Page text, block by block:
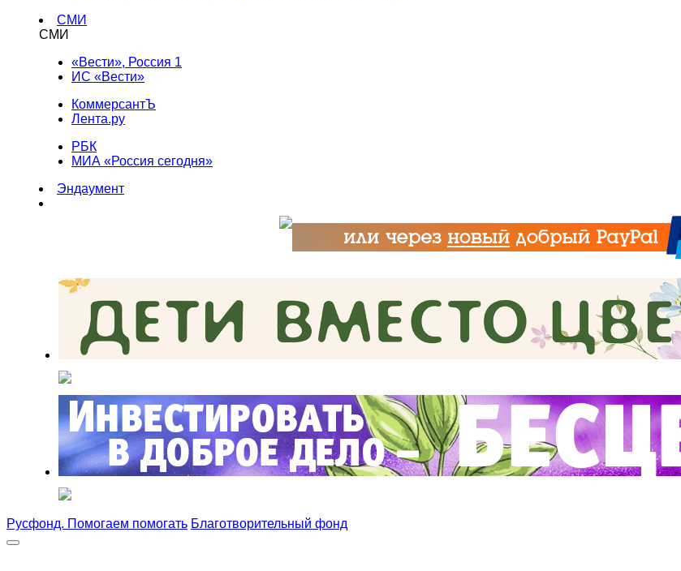
СМИ
СМИ
«Вести», Россия 1
ИС «Вести»
КоммерсантЪ
Лента.ру
РБК
МИА «Россия сегодня»
Эндаумент
Русфонд. Помогаем помогать Благотворительный фонд